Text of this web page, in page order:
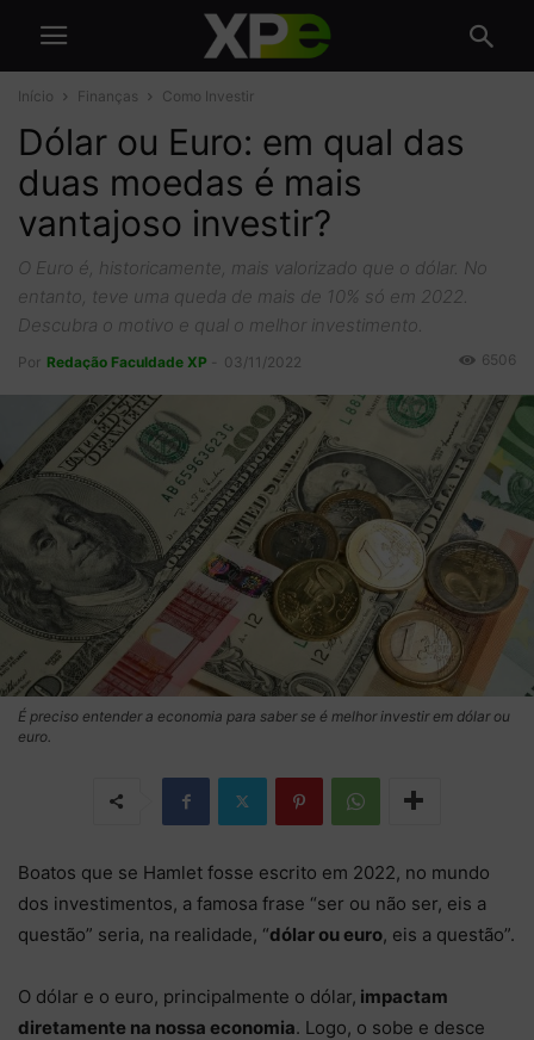
Início Finanças Como Investir
Dólar ou Euro: em qual das
duas moedas é mais
vantajoso investir?
O Euro é, historicamente, mais valorizado que o dólar. No
entanto, teve uma queda de mais de 10% só em 2022.
Descubra o motivo e qual o melhor investimento.
Por Redação Faculdade XP 03/11/2022 6506
É preciso entender a economia para saber se é melhor investir em dólar ou
euro.
Boatos que se Hamlet fosse escrito em 2022, no mundo
dos investimentos, a famosa frase “ser ou não ser, eis a
questão” seria, na realidade, “dólar ou euro, eis a questão”.
O dólar e o euro, principalmente o dólar, impactam
diretamente na nossa economia. Logo, o sobe e desce